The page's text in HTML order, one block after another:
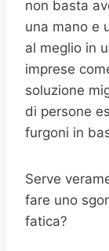
non basta
una mano e
al meglio in
imprese
soluzione
di persone
furgoni in
Serve
fare uno
fatica?